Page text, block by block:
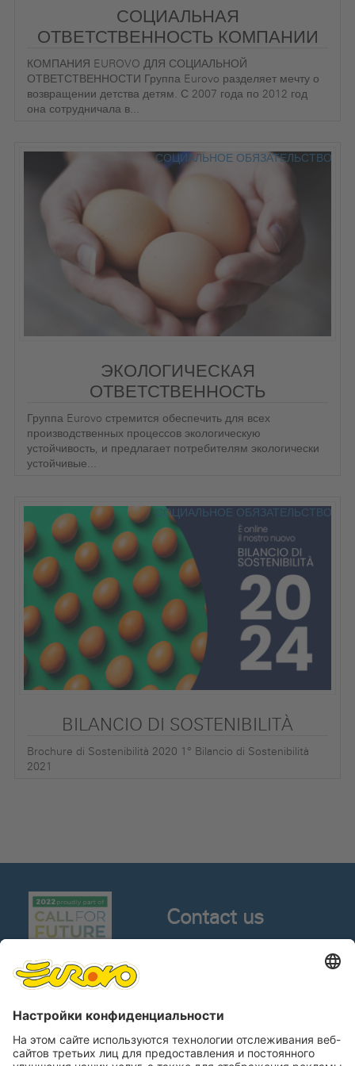
СОЦИАЛЬНАЯ
ОТВЕТСТВЕННОСТЬ КОМПАНИИ
КОМПАНИЯ EUROVO ДЛЯ СОЦИАЛЬНОЙ
ОТВЕТСТВЕННОСТИ Группа Eurovo разделяет мечту о
возвращении детства детям. С 2007 года по 2012 год
она сотрудничала в...
ЭКОЛОГИЧЕСКАЯ
ОТВЕТСТВЕННОСТЬ
Группа Eurovo стремится обеспечить для всех
производственных процессов экологическую
устойчивость, и предлагает потребителям экологически
устойчивые...
СОЦИАЛЬНОЕ ОБЯЗАТЕЛЬСТВО
BILANCIO DI SOSTENIBILITÀ
Brochure di Sostenibilità 2020 1° Bilancio di Sostenibilità
2021
СОЦИАЛЬНОЕ ОБЯЗАТЕЛЬСТВО
Contact us
КОНТАКТЫ СО СМИ
Whistleblowing